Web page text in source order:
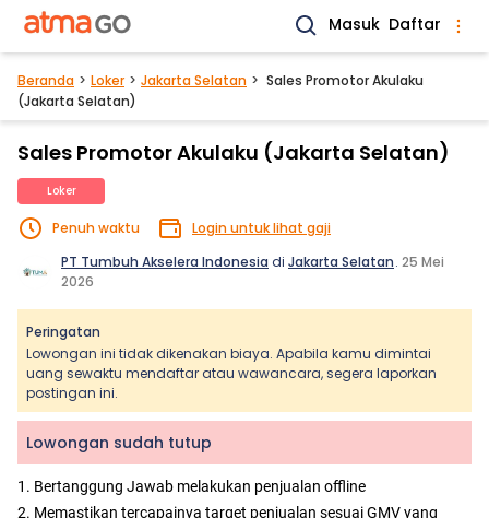
Masuk Daftar
Beranda Loker Jakarta Selatan
Sales Promotor Akulaku
(Jakarta Selatan)
Sales Promotor Akulaku (Jakarta Selatan)
Loker
Penuh waktu
Login untuk lihat gaji
PT Tumbuh Akselera Indonesia di Jakarta Selatan. 25 Mei
2026
Peringatan
Lowongan ini tidak dikenakan biaya. Apabila kamu dimintai
uang sewaktu mendaftar atau wawancara, segera laporkan
postingan ini.
Lowongan sudah tutup
1. Bertanggung Jawab melakukan penjualan offline
2. Memastikan tercapainya target penjualan sesuai GMV yang